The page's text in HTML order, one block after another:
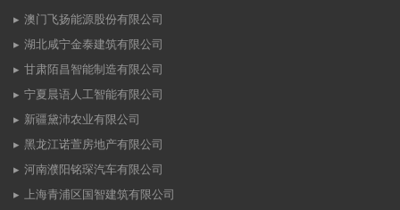
澳门飞扬能源股份有限公司
湖北咸宁金泰建筑有限公司
甘肃陌昌智能制造有限公司
宁夏晨语人工智能有限公司
新疆黛沛农业有限公司
黑龙江诺萱房地产有限公司
河南濮阳铭琛汽车有限公司
上海青浦区国智建筑有限公司